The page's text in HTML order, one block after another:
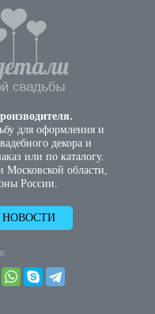
для оформления и
декора и
или по каталогу.
области,
России.
НОВОСТИ